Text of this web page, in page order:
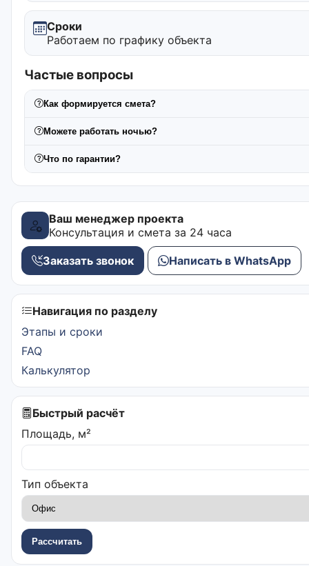
Сроки
Работаем по графику объекта
Частые вопросы
Как формируется смета?
Можете работать ночью?
Что по гарантии?
Ваш менеджер проекта
Консультация и смета за 24 часа
Заказать звонок Написать в WhatsApp
Навигация по разделу
Этапы и сроки
FAQ
Калькулятор
Быстрый расчёт
Площадь, м²
Тип объекта
Рассчитать